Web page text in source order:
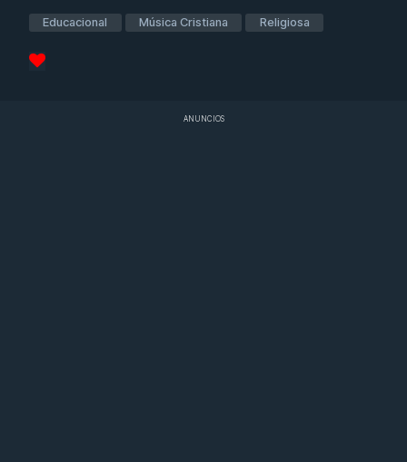
Educacional Música Cristiana Religiosa
ANUNCIOS